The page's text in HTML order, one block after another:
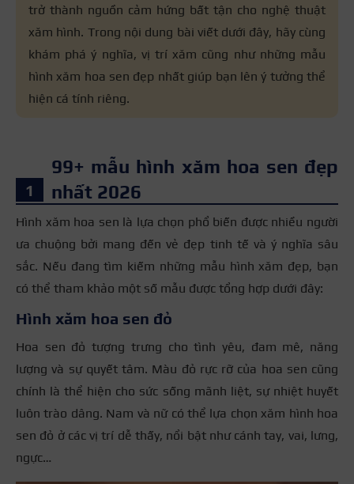
đảm bảo chính xác và an toàn cho
người học.
trở thành nguồn cảm hứng bất tận cho nghệ thuật
xăm hình. Trong nội dung bài viết dưới đây, hãy cùng
khám phá ý nghĩa, vị trí xăm cũng như những mẫu
hình xăm hoa sen đẹp nhất giúp bạn lên ý tưởng thể
hiện cá tính riêng.
99+ mẫu hình xăm hoa sen đẹp
nhất 2026
Hình xăm hoa sen là lựa chọn phổ biến được nhiều người
ưa chuộng bởi mang đến vẻ đẹp tinh tế và ý nghĩa sâu
sắc. Nếu đang tìm kiếm những mẫu hình xăm đẹp, bạn
có thể tham khảo một số mẫu được tổng hợp dưới đây:
Hình xăm hoa sen đỏ
Hoa sen đỏ tượng trưng cho tình yêu, đam mê, năng
lượng và sự quyết tâm. Màu đỏ rực rỡ của hoa sen cũng
chính là thể hiện cho sức sống mãnh liệt, sự nhiệt huyết
luôn trào dâng. Nam và nữ có thể lựa chọn xăm hình hoa
sen đỏ ở các vị trí dễ thấy, nổi bật như cánh tay, vai, lưng,
ngực…